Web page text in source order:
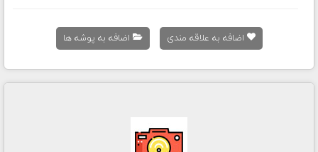
اضافه به علاقه مندی اضافه به پوشه ها